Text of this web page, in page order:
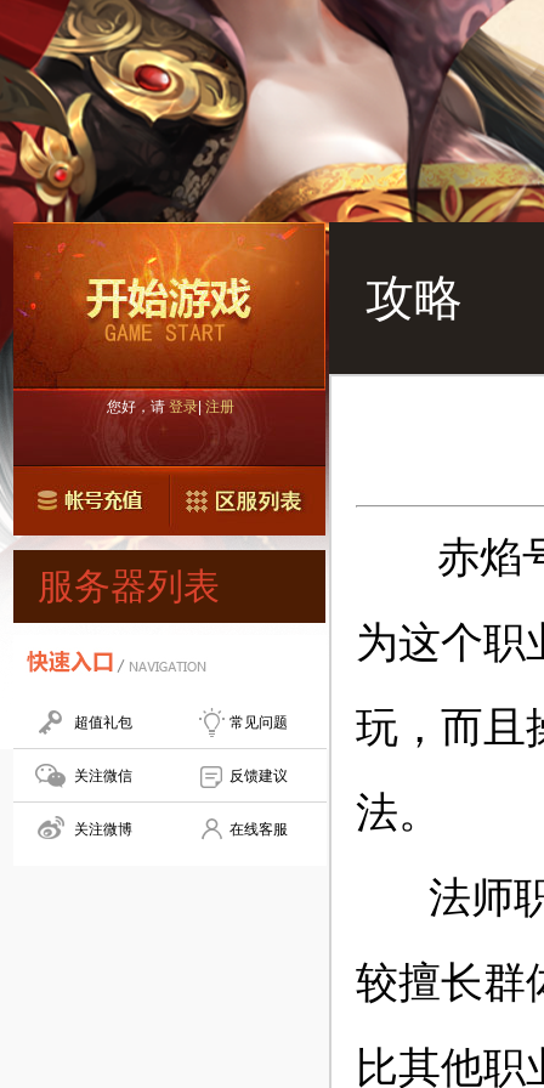
您好，请登录|注册
服务器列表
超值礼包 常见问题
关注微信 反馈建议
关注微博 在线客服
攻略
赤焰
为这个职
玩，而且
法。
法师职
较擅长群
比其他职